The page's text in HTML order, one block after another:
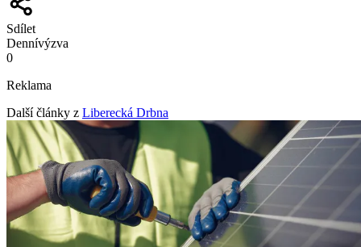
Sdílet
Dennívýzva
0
Reklama
Další články z Liberecká Drbna